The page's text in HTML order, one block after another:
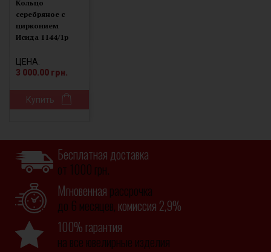
Кольцо
серебряное с
цирконием
Исида 1144/1р
ЦЕНА:
3 000.00 грн.
Купить
Бесплатная доставка
от 1000 грн.
Мгновенная рассрочка
до 6 месяцев, комиссия 2,9%
100% гарантия
на все ювелирные изделия